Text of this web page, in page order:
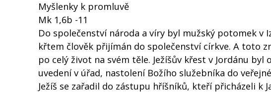
Myšlenky k promluvě
Mk 1,6b -11
Do společenství národa a víry byl mužský potomek
křtem člověk přijímán do společenství církve. A toto
po celý život na svém těle. Ježíšův křest v Jordánu
uvedení v úřad, nastolení Božího služebníka do
Ježíš se zařadil do zástupu hříšníků, kteří přicházeli k